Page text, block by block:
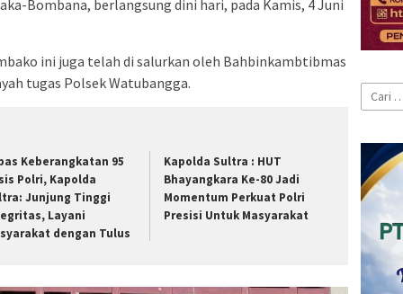
Bombana, berlangsung dini hari, pada Kamis, 4 Juni
ini juga telah di salurkan oleh Bahbinkambtibmas
tugas Polsek Watubangga.
Keberangkatan 95
Polri, Kapolda
Junjung Tinggi
Layani
dengan Tulus
Kapolda Sultra : HUT
Bhayangkara Ke-80 Jadi
Momentum Perkuat Polri
Presisi Untuk Masyarakat
Cari
untuk: